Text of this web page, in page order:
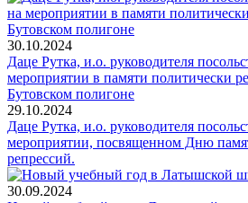
30.10.2024
Даце Рутка, и.о. руководителя
мероприятии в памяти политически
Бутовском полигоне
29.10.2024
Даце Рутка, и.о. руководителя
мероприятии, посвященном Дню
репрессий.
30.09.2024